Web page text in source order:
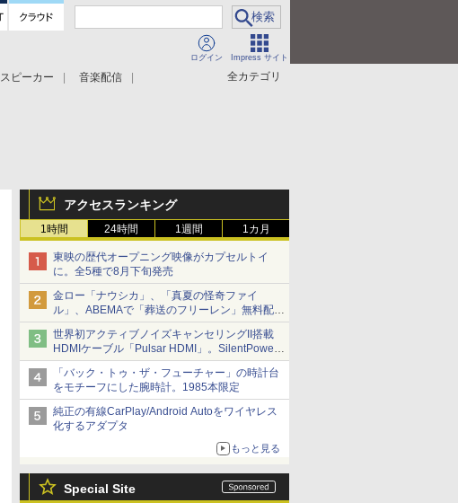
ログイン Impress サイト
全カテゴリ
スピーカー
音楽配信
アクセスランキング
1時間 24時間 1週間 1カ月
東映の歴代オープニング映像がカプセルトイ
に。全5種で8月下旬発売
金ロー「ナウシカ」、「真夏の怪奇ファイ
ル」、ABEMAで「葬送のフリーレン」無料配信
など。夏の特番・配信情報
世界初アクティブノイズキャンセリングII搭載
HDMIケーブル「Pulsar HDMI」。SilentPower
から
「バック・トゥ・ザ・フューチャー」の時計台
をモチーフにした腕時計。1985本限定
純正の有線CarPlay/Android Autoをワイヤレス
化するアダプタ
もっと見る
Special Site